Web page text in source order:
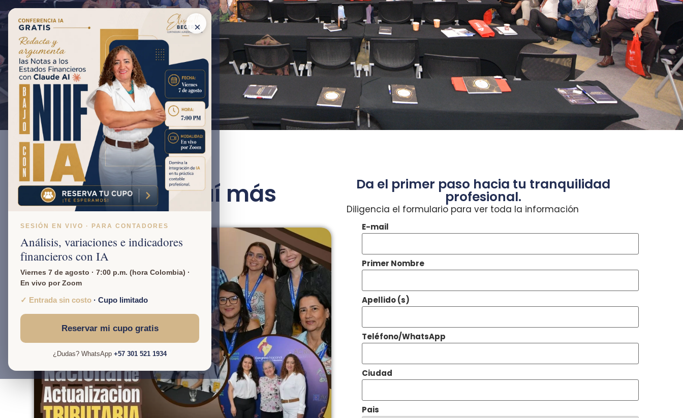
×
SESIÓN EN VIVO · PARA CONTADORES
Análisis, variaciones e indicadores
financieros con IA
Viernes 7 de agosto · 7:00 p.m. (hora Colombia) ·
En vivo por Zoom
✓ Entrada sin costo · Cupo limitado
Reservar mi cupo gratis
¿Dudas? WhatsApp +57 301 521 1934
Bienvenido, aquí más
información
Da el primer paso hacia tu tranquilidad
profesional.
Diligencia el formulario para ver toda la información
E-mail
Primer Nombre
Apellido (s)
Teléfono/WhatsApp
Ciudad
Pais